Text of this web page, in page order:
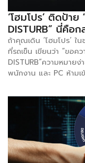
ตัวอย่างที่เห็นบ่อยที่สุด
Instagram แต่ ไม่ tag
เมื่อมีคนถามว่าร้านอยู่ที่
ว่าทำไมคนถึงไม่อยากใ
‘โฮมโปร’ ติดป้า
DISTURB” นี่คือ
ถ้าคุณเดิน ‘โฮมโปร’ ใ
ที่รถเข็น เขียนว่า “ขอ
DISTURB”ความหมาย
พนักงาน และ PC ห้าม
โปร’ ถึงกล้าทำแบบนี้ นี่
ผู้บริโภคปัจจุบันพวกเ
ก่อนที่จะเข้าร้าน และบ
มากขึ้น ดังนั้น แบรนด์จึ
กับลูกค้าที่ให้ร้านเป็น
สบายใจ จึงลดบทบาท
Permission-Based